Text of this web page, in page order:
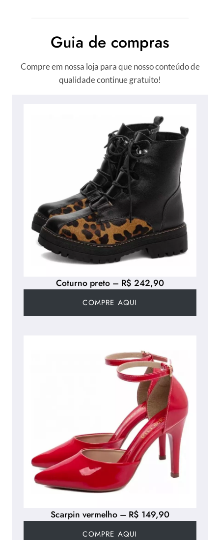
Guia de compras
Compre em nossa loja para que nosso conteúdo de
qualidade continue gratuito!
Coturno preto – R$ 242,90
COMPRE AQUI
Scarpin vermelho – R$ 149,90
COMPRE AQUI